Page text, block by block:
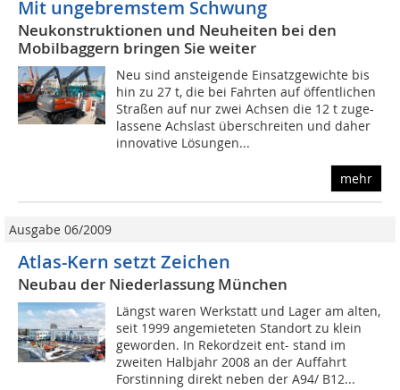
Mit ungebremstem Schwung
Neukonstruktionen und Neuheiten bei den
Mobilbaggern bringen Sie weiter
Neu sind ansteigende Einsatzgewichte bis
hin zu 27 t, die bei Fahrten auf öffentlichen
Straßen auf nur zwei Achsen die 12 t zuge-
lassene Achslast überschreiten und daher
innovative Lösungen...
mehr
Ausgabe 06/2009
Atlas-Kern setzt Zeichen
Neubau der Niederlassung München
Längst waren Werkstatt und Lager am alten,
seit 1999 angemieteten Standort zu klein
geworden. In Rekordzeit ent- stand im
zweiten Halbjahr 2008 an der Auffahrt
Forstinning direkt neben der A94/ B12...